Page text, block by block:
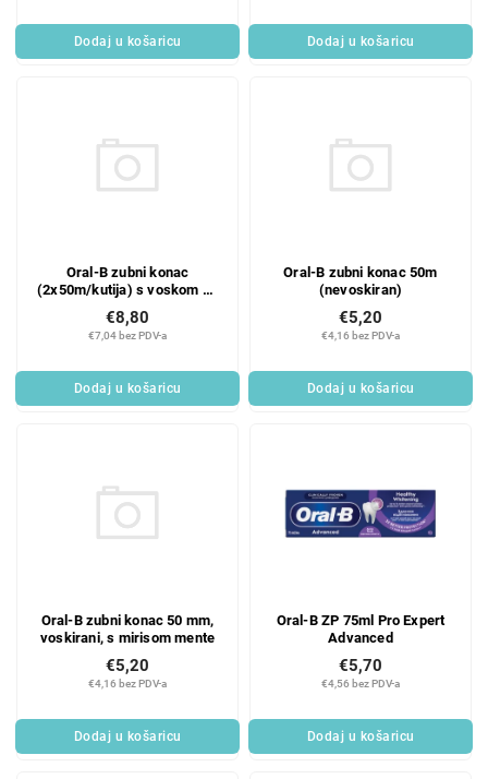
Dodaj u košaricu Dodaj u košaricu
Oral-B zubni konac
(2x50m/kutija) s voskom od
mente
€7,04 bez PDV-a
€8,80
Dodaj u košaricu
Oral-B zubni konac 50m
(nevoskiran)
€4,16 bez PDV-a
€5,20
Dodaj u košaricu
Oral-B zubni konac 50 mm,
voskirani, s mirisom mente
€4,16 bez PDV-a
€5,20
Dodaj u košaricu
Oral-B ZP 75ml Pro Expert
Advanced
€4,56 bez PDV-a
€5,70
Dodaj u košaricu